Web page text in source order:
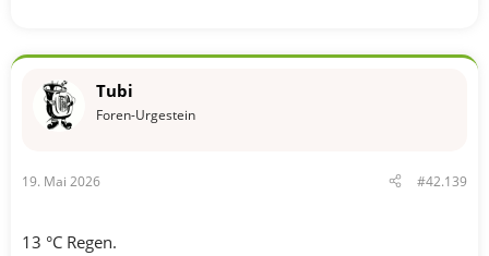
Tubi
Foren-Urgestein
19. Mai 2026 #42.139
13 °C Regen.